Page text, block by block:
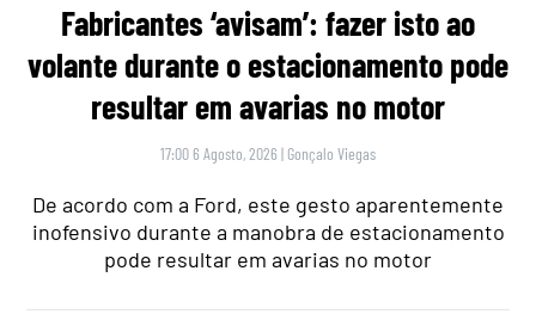
Fabricantes ‘avisam’: fazer isto ao
volante durante o estacionamento pode
resultar em avarias no motor
17:00 6 Agosto, 2026 | Gonçalo Viegas
De acordo com a Ford, este gesto aparentemente
inofensivo durante a manobra de estacionamento
pode resultar em avarias no motor